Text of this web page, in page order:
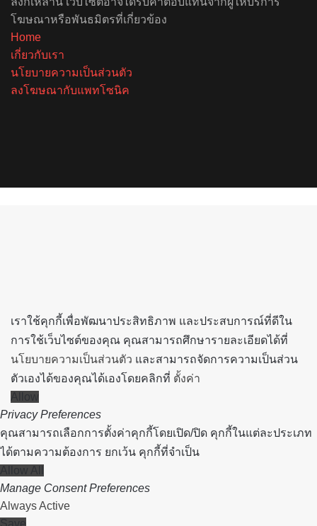
โฆษณาหรือพันธมิตรที่เกี่ยวข้อง
Home
เกี่ยวกับเรา
นโยบายความเป็นส่วนตัว
ลงโฆษณากับแพทโซนิค
เราใช้คุกกี้เพื่อพัฒนาประสิทธิภาพ และประสบการณ์ที่ดีใน
การใช้เว็บไซต์ของคุณ คุณสามารถศึกษารายละเอียดได้ที่
นโยบายความเป็นส่วนตัว และสามารถจัดการความเป็นส่วน
ตัวเองได้ของคุณได้เองโดยคลิกที่ ตั้งค่า
Allow
Privacy Preferences
คุณสามารถเลือกการตั้งค่าคุกกี้โดยเปิด/ปิด คุกกี้ในแต่ละประเภท
ได้ตามความต้องการ ยกเว้น คุกกี้ที่จำเป็น
Allow All
Manage Consent Preferences
Always Active
Save